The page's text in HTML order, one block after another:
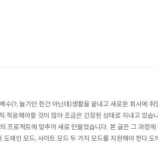
(?, 놀기만 한건 아닌데)생활을 끝내고 새로운 회사에 취
적응해야할 것이 많아 조금은 긴장된 상태로 지내고 있습
프로젝트에 맞추어 새로 만들었습니다. 본 글은 그 과정에
매인 모드, 사이트 모드 두 가지 모드를 지원해야 한다.도
을 ..